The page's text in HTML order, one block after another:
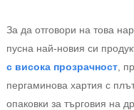
За да отговори на това
пусна най-новия си
с висока прозрачност,
пергаминова хартия с
опаковки за търговия на